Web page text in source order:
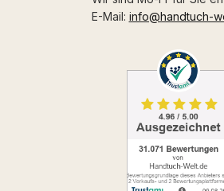
E-Mail: info@handtuch-